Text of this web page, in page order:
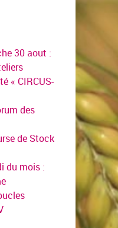
30 aout :
« CIRCUS-
des
de Stock
du mois :